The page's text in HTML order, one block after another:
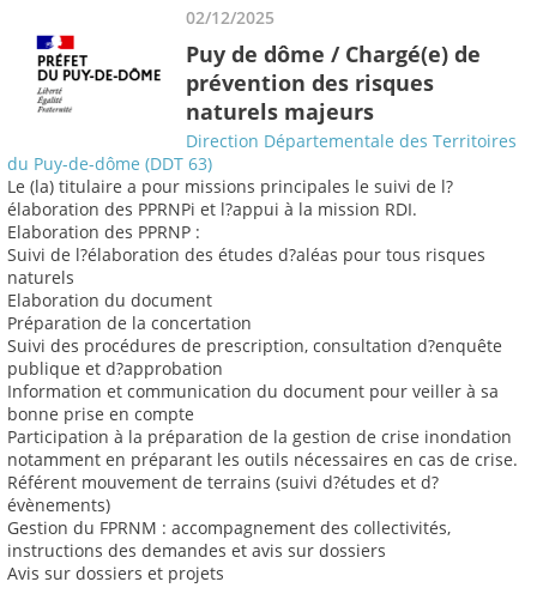
02/12/2025
Puy de dôme / Chargé(e) de
prévention des risques
naturels majeurs
Direction Départementale des Territoires
du Puy-de-dôme (DDT 63)
Le (la) titulaire a pour missions principales le suivi de l?
élaboration des PPRNPi et l?appui à la mission RDI.
Elaboration des PPRNP :
Suivi de l?élaboration des études d?aléas pour tous risques
naturels
Elaboration du document
Préparation de la concertation
Suivi des procédures de prescription, consultation d?enquête
publique et d?approbation
Information et communication du document pour veiller à sa
bonne prise en compte
Participation à la préparation de la gestion de crise inondation
notamment en préparant les outils nécessaires en cas de crise.
Référent mouvement de terrains (suivi d?études et d?
évènements)
Gestion du FPRNM : accompagnement des collectivités,
instructions des demandes et avis sur dossiers
Avis sur dossiers et projets